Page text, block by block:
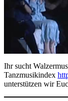
Ihr sucht
Tanzmusikindex
unterstützen wir